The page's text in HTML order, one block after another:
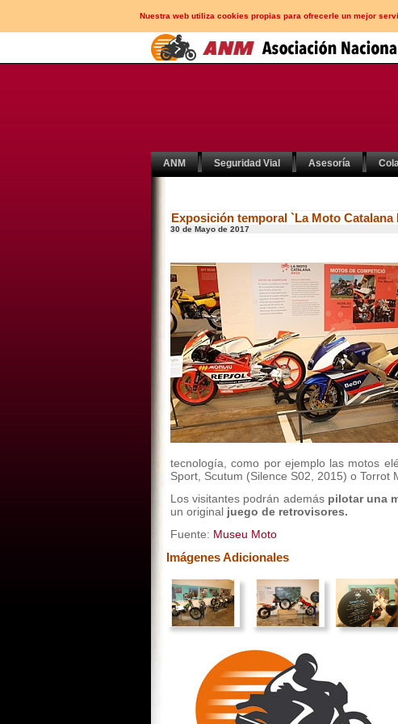
Nuestra web utiliza cookies propias para ofrecerle un mejor
ANM Seguridad Vial Asesoría
Exposición temporal `La Moto Catalana
30 de Mayo de 2017
tecnología, como por ejemplo las motos
Sport, Scutum (Silence S02, 2015) o Torrot
Los visitantes podrán además pilotar una
un original juego de retrovisores.
Fuente: Museu Moto
Imágenes Adicionales